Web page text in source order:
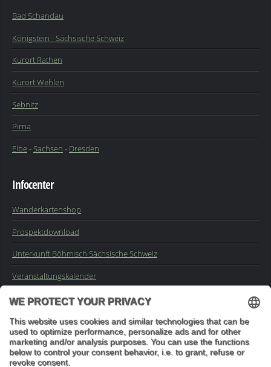
Bad Schandau
Königstein - Sächsische Schweiz
Kurort Rathen
Kurort Wehlen
Sebnitz
Pirna
Elbe-Sachsen - Dresden
Infocenter
Wanderkartenshop
Prospektdownload
Unterkunft Böhmisch Sächsische Schweiz
Veranstaltungskalender
Impressum
Buchungsanfrage